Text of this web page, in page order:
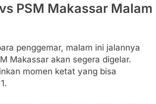
PSM Makassar Malam
penggemar, malam ini jalannya
Makassar akan segera digelar.
momen ketat yang bisa